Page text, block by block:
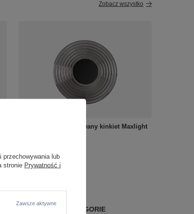
Zobacz wszystko
Szklany okrągły ryflowany kinkiet Maxlight
POPULARNE KATEGORIE
przechowywania lub
stronie Prywatność i
Zawsze aktywne